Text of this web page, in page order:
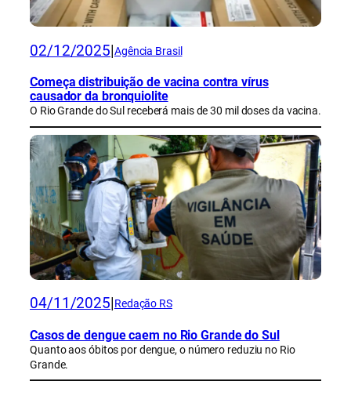
02/12/2025 Agência Brasil
Começa distribuição de vacina contra vírus
causador da bronquiolite
O Rio Grande do Sul receberá mais de 30 mil doses da vacina.
04/11/2025 Redação RS
Casos de dengue caem no Rio Grande do Sul
Quanto aos óbitos por dengue, o número reduziu no Rio
Grande.